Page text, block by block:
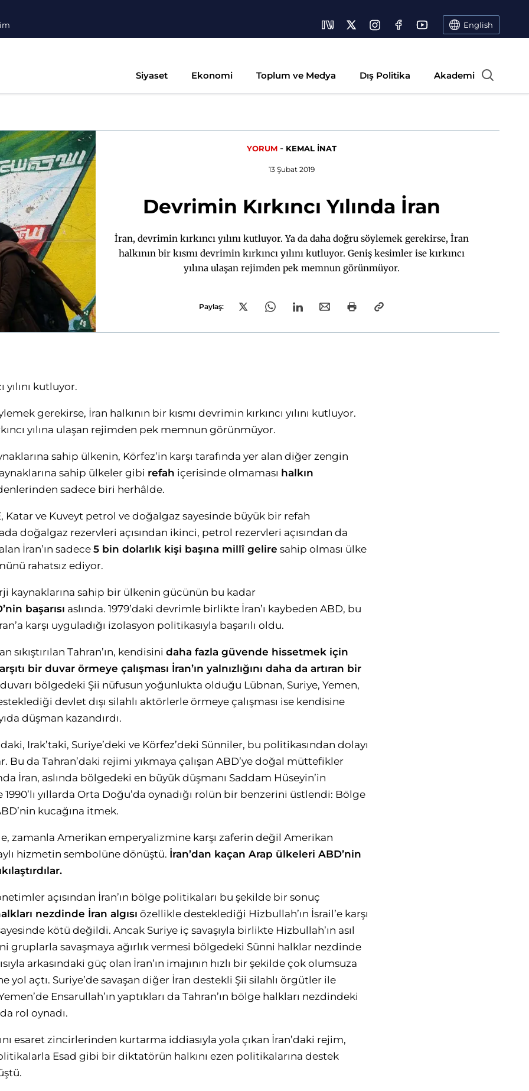
English
Siyaset Ekonomi Toplum ve Medya Dış Politika Akademi
YORUM- KEMAL İNAT
13 Şubat 2019
Devrimin Kırkıncı Yılında İran
İran, devrimin kırkıncı yılını kutluyor. Ya da daha doğru söylemek gerekirse, İran
halkının bir kısmı devrimin kırkıncı yılını kutluyor. Geniş kesimler ise kırkıncı
yılına ulaşan rejimden pek memnun görünmüyor.
Paylaş:
yılını kutluyor.
gerekirse, İran halkının bir kısmı devrimin kırkıncı yılını kutluyor.
yılına ulaşan rejimden pek memnun görünmüyor.
sahip ülkenin, Körfez’in karşı tarafında yer alan diğer zengin
sahip ülkeler gibi refah içerisinde olmaması halkın
sadece biri herhâlde.
Katar ve Kuveyt petrol ve doğalgaz sayesinde büyük bir refah
doğalgaz rezervleri açısından ikinci, petrol rezervleri açısından da
İran’ın sadece 5 bin dolarlık kişi başına millî gelire sahip olması ülke
rahatsız ediyor.
kaynaklarına sahip bir ülkenin gücünün bu kadar
başarısı aslında. 1979’daki devrimle birlikte İran’ı kaybeden ABD, bu
karşı uyguladığı izolasyon politikasıyla başarılı oldu.
sıkıştırılan Tahran’ın, kendisini daha fazla güvende hissetmek için
bir duvar örmeye çalışması İran’ın yalnızlığını daha da artıran bir
bölgedeki Şii nüfusun yoğunlukta olduğu Lübnan, Suriye, Yemen,
devlet dışı silahlı aktörlerle örmeye çalışması ise kendisine
düşman kazandırdı.
Irak’taki, Suriye’deki ve Körfez’deki Sünniler, bu politikasından dolayı
Bu da Tahran’daki rejimi yıkmaya çalışan ABD’ye doğal müttefikler
İran, aslında bölgedeki en büyük düşmanı Saddam Hüseyin’in
1990’lı yıllarda Orta Doğu’da oynadığı rolün bir benzerini üstlendi: Bölge
kucağına itmek.
zamanla Amerikan emperyalizmine karşı zaferin değil Amerikan
hizmetin sembolüne dönüştü. İran’dan kaçan Arap ülkeleri ABD’nin
açısından İran’ın bölge politikaları bu şekilde bir sonuç
nezdinde İran algısı özellikle desteklediği Hizbullah’ın İsrail’e karşı
kötü değildi. Ancak Suriye iç savaşıyla birlikte Hizbullah’ın asıl
gruplarla savaşmaya ağırlık vermesi bölgedeki Sünni halklar nezdinde
arkasındaki güç olan İran’ın imajının hızlı bir şekilde çok olumsuza
yol açtı. Suriye’de savaşan diğer İran destekli Şii silahlı örgütler ile
Ensarullah’ın yaptıkları da Tahran’ın bölge halkları nezdindeki
rol oynadı.
esaret zincirlerinden kurtarma iddiasıyla yola çıkan İran’daki rejim,
Esad gibi bir diktatörün halkını ezen politikalarına destek